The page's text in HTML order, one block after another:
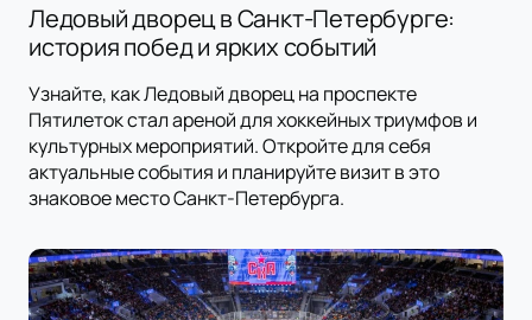
Ледовый дворец в Санкт-Петербурге:
история побед и ярких событий
Узнайте, как Ледовый дворец на проспекте
Пятилеток стал ареной для хоккейных триумфов и
культурных мероприятий. Откройте для себя
актуальные события и планируйте визит в это
знаковое место Санкт-Петербурга.